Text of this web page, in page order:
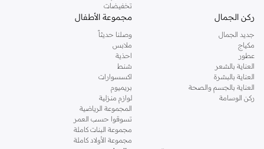
تخفيضات
ركن الجمال
جديد الجمال
مكياج
عطور
العناية بالشعر
العناية بالبشرة
العناية بالجسم والصحة
ركن الوسامة
مجموعة الأطفال
وصلنا حديثاً
ملابس
احذية
شنط
اكسسوارات
بريميوم
لوازم منزلية
المجموعة الرياضية
تسوقوا حسب العمر
مجموعة البنات كاملة
مجموعة الأولاد كاملة